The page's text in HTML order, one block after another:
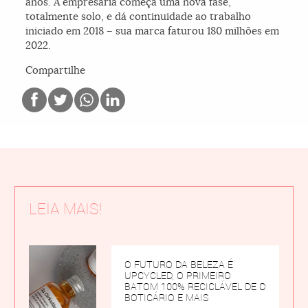
totalmente solo, e dá continuidade ao trabalho
iniciado em 2018 – sua marca faturou 180 milhões em
2022.
Compartilhe
LEIA MAIS!
O FUTURO DA BELEZA É
UPCYCLED, O PRIMEIRO
BATOM 100% RECICLÁVEL DE O
BOTICÁRIO E MAIS